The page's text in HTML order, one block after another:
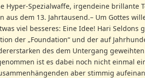
Hyper-Spezialwaffe, irgendeine brillante
aus dem 13. Jahrtausend.– Um Gottes
viel besseres: Eine Idee! Hari Seldons
der „Foundation“ und der auf
des dem Untergang
ist es dabei noch nicht einmal
aber stimmig